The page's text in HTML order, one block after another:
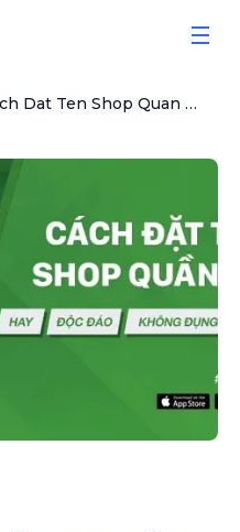
Cach Dat Ten Shop Quan Ao Hay Doc Dao Khong Dung Hang